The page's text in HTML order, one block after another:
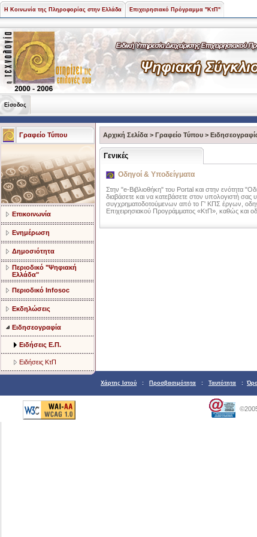
Η Κοινωνία της Πληροφορίας στην Ελλάδα Επιχειρησιακό Πρόγραμμα "ΚτΠ"
Είσοδος
Γραφείο Τύπου
Επικοινωνία
Ενημέρωση
Δημοσιότητα
Περιοδικό "Ψηφιακή
Ελλάδα"
Περιοδικό Infosoc
Εκδηλώσεις
Ειδησεογραφία
Ειδήσεις Ε.Π.
Ειδήσεις ΚτΠ
Αρχική Σελίδα > Γραφείο Τύπου >
Γενικές
Οδηγοί & Υποδείγματα
Στην "e-Βιβλιοθήκη" του Portal και στην ενότητα
διαβάσετε και να κατεβάσετε στον υπολογιστή
συγχρηματοδοτούμενων από το Γ' ΚΠΣ έργων,
Επιχειρησιακού Προγράμματος «ΚτΠ», καθώς και
Χάρτης Ιστού : Προσβασιμότητα : Ταυτότητα :